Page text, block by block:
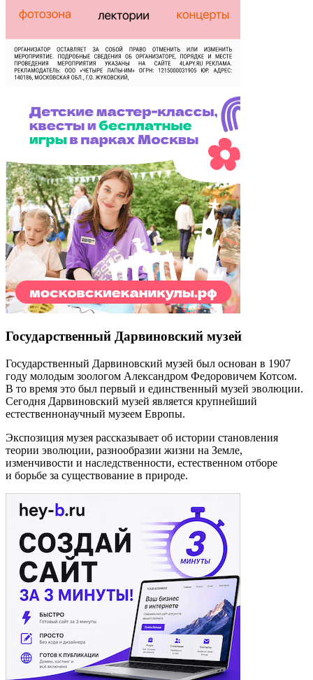
Государственный Дарвиновский музей
Государственный Дарвиновский музей был основан в 1907
году молодым зоологом Александром Федоровичем Котсом.
В то время это был первый и единственный музей эволюции.
Сегодня Дарвиновский музей является крупнейший
естественнонаучный музеем Европы.
Экспозиция музея рассказывает об истории становления
теории эволюции, разнообразии жизни на Земле,
изменчивости и наследственности, естественном отборе
и борьбе за существование в природе.